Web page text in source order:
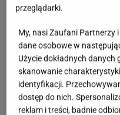
idealne ciasto na
Cebulowe ciasteczka
z aromatem
ich smaku tkwi w
przeglądarki.
My, nasi Zaufani Partnerzy
dane osobowe w
Użycie dokładnych
skanowanie
identyfikacji.
dostęp do nich.
reklam i treści, badnie